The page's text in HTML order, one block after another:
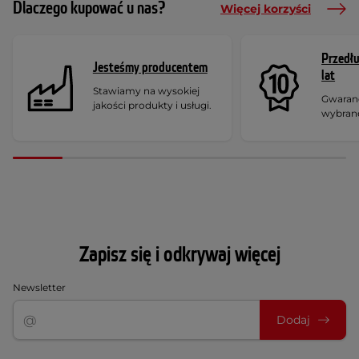
Dlaczego kupować u nas? Więcej korzyści
Jesteśmy producentem
Stawiamy na wysokiej
jakości produkty i usługi.
lat
Zapisz się i odkrywaj więcej
Newsletter
Dodaj